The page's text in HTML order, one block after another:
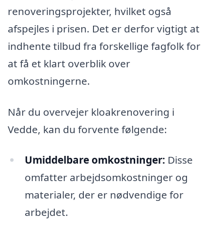
renoveringsprojekter, hvilket også
afspejles i prisen. Det er derfor vigtigt at
indhente tilbud fra forskellige fagfolk for
at få et klart overblik over
omkostningerne.
Når du overvejer kloakrenovering i
Vedde, kan du forvente følgende:
Umiddelbare omkostninger: Disse
omfatter arbejdsomkostninger og
materialer, der er nødvendige for
arbejdet.